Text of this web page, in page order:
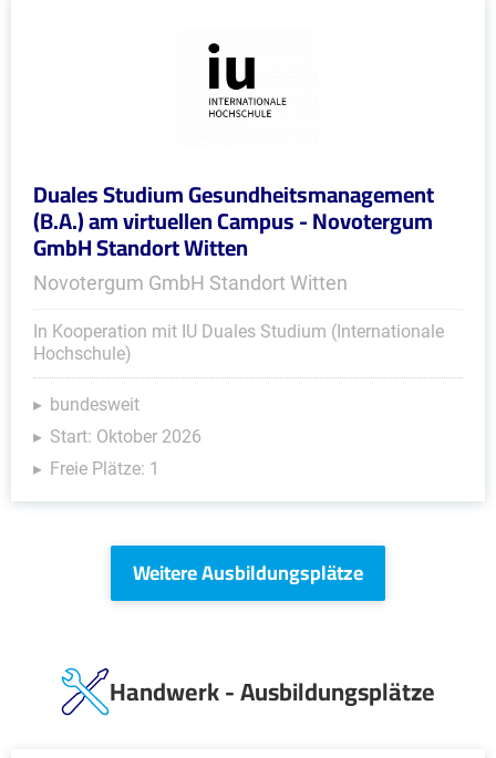
Duales Studium Gesundheitsmanagement
(B.A.) am virtuellen Campus - Novotergum
GmbH Standort Witten
Novotergum GmbH Standort Witten
In Kooperation mit IU Duales Studium (Internationale
Hochschule)
bundesweit
Start: Oktober 2026
Freie Plätze: 1
Weitere Ausbildungsplätze
Handwerk - Ausbildungsplätze